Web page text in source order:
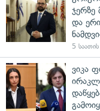
ჯერზე
და
5 საათის
ვიკა